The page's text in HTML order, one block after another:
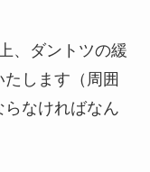
、ダントツの緩
します（周囲
なければなん